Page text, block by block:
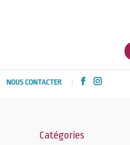
NOUS CONTACTER  
Catégories